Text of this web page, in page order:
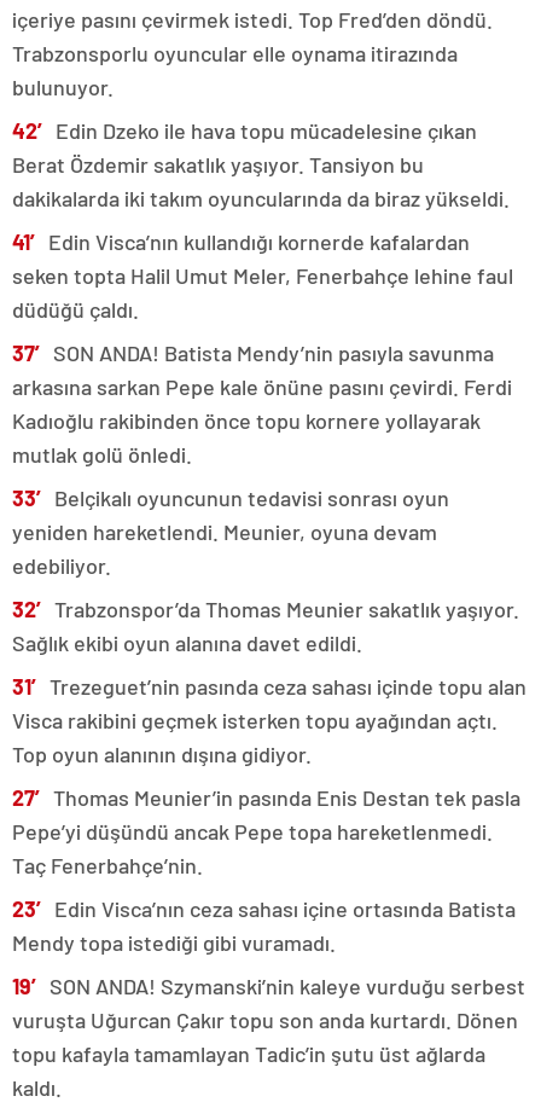
içeriye pasını çevirmek istedi. Top Fred’den döndü.
Trabzonsporlu oyuncular elle oynama itirazında
bulunuyor.
42′ Edin Dzeko ile hava topu mücadelesine çıkan
Berat Özdemir sakatlık yaşıyor. Tansiyon bu
dakikalarda iki takım oyuncularında da biraz yükseldi.
41′ Edin Visca’nın kullandığı kornerde kafalardan
seken topta Halil Umut Meler, Fenerbahçe lehine faul
düdüğü çaldı.
37′ SON ANDA! Batista Mendy’nin pasıyla savunma
arkasına sarkan Pepe kale önüne pasını çevirdi. Ferdi
Kadıoğlu rakibinden önce topu kornere yollayarak
mutlak golü önledi.
33′ Belçikalı oyuncunun tedavisi sonrası oyun
yeniden hareketlendi. Meunier, oyuna devam
edebiliyor.
32′ Trabzonspor’da Thomas Meunier sakatlık yaşıyor.
Sağlık ekibi oyun alanına davet edildi.
31′ Trezeguet’nin pasında ceza sahası içinde topu alan
Visca rakibini geçmek isterken topu ayağından açtı.
Top oyun alanının dışına gidiyor.
27′ Thomas Meunier’in pasında Enis Destan tek pasla
Pepe’yi düşündü ancak Pepe topa hareketlenmedi.
Taç Fenerbahçe’nin.
23′ Edin Visca’nın ceza sahası içine ortasında Batista
Mendy topa istediği gibi vuramadı.
19′ SON ANDA! Szymanski’nin kaleye vurduğu serbest
vuruşta Uğurcan Çakır topu son anda kurtardı. Dönen
topu kafayla tamamlayan Tadic’in şutu üst ağlarda
kaldı.